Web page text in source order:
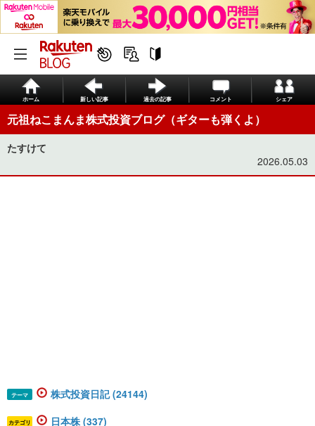
ホーム 新しい記事 過去の記事 コメント シェア
元祖ねこまんま株式投資ブログ（ギターも弾くよ）
たすけて
2026.05.03
テーマ 株式投資日記 (24144)
カテゴリ 日本株 (337)